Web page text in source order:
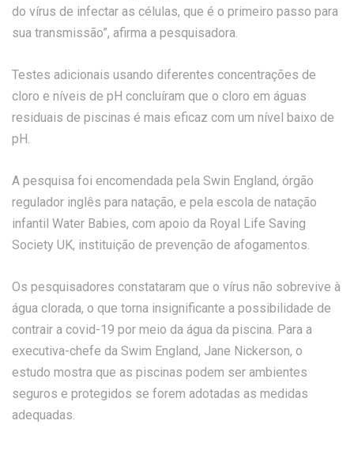
do vírus de infectar as células, que é o primeiro passo para
sua transmissão”, afirma a pesquisadora.
Testes adicionais usando diferentes concentrações de
cloro e níveis de pH concluíram que o cloro em águas
residuais de piscinas é mais eficaz com um nível baixo de
pH.
A pesquisa foi encomendada pela Swin England, órgão
regulador inglês para natação, e pela escola de natação
infantil Water Babies, com apoio da Royal Life Saving
Society UK, instituição de prevenção de afogamentos.
Os pesquisadores constataram que o vírus não sobrevive à
água clorada, o que torna insignificante a possibilidade de
contrair a covid-19 por meio da água da piscina. Para a
executiva-chefe da Swim England, Jane Nickerson, o
estudo mostra que as piscinas podem ser ambientes
seguros e protegidos se forem adotadas as medidas
adequadas.